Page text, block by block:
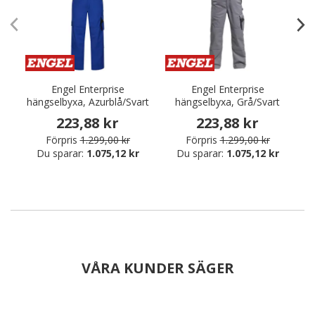
Engel Enterprise
hängselbyxa, Azurblå/Svart
223,88 kr
Förpris 1.299,00 kr
Du sparar: 1.075,12 kr
Engel Enterprise
hängselbyxa, Grå/Svart
223,88 kr
Förpris 1.299,00 kr
Du sparar: 1.075,12 kr
VÅRA KUNDER SÄGER